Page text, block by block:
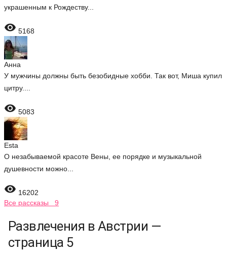
украшенным к Рождеству...
 5168
Анна
У мужчины должны быть безобидные хобби. Так вот, Миша купил
цитру....
 5083
Esta
О незабываемой красоте Вены, ее порядке и музыкальной
душевности можно...
 16202
Все рассказы 9
Развлечения в Австрии —
страница 5